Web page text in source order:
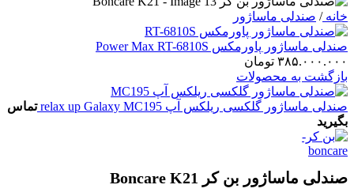
خانه/ صندلی ماساژور
صندلی ماساژور پاورمکس Power Max RT-6810S
۳۸۵.۰۰۰.۰۰۰ تومان
بازگشت به محصولات
صندلی ماساژور گلکسی ریلکس آپ relax up Galaxy MC195
تماس
بگیرید
صندلی ماساژور بن کر Boncare K21